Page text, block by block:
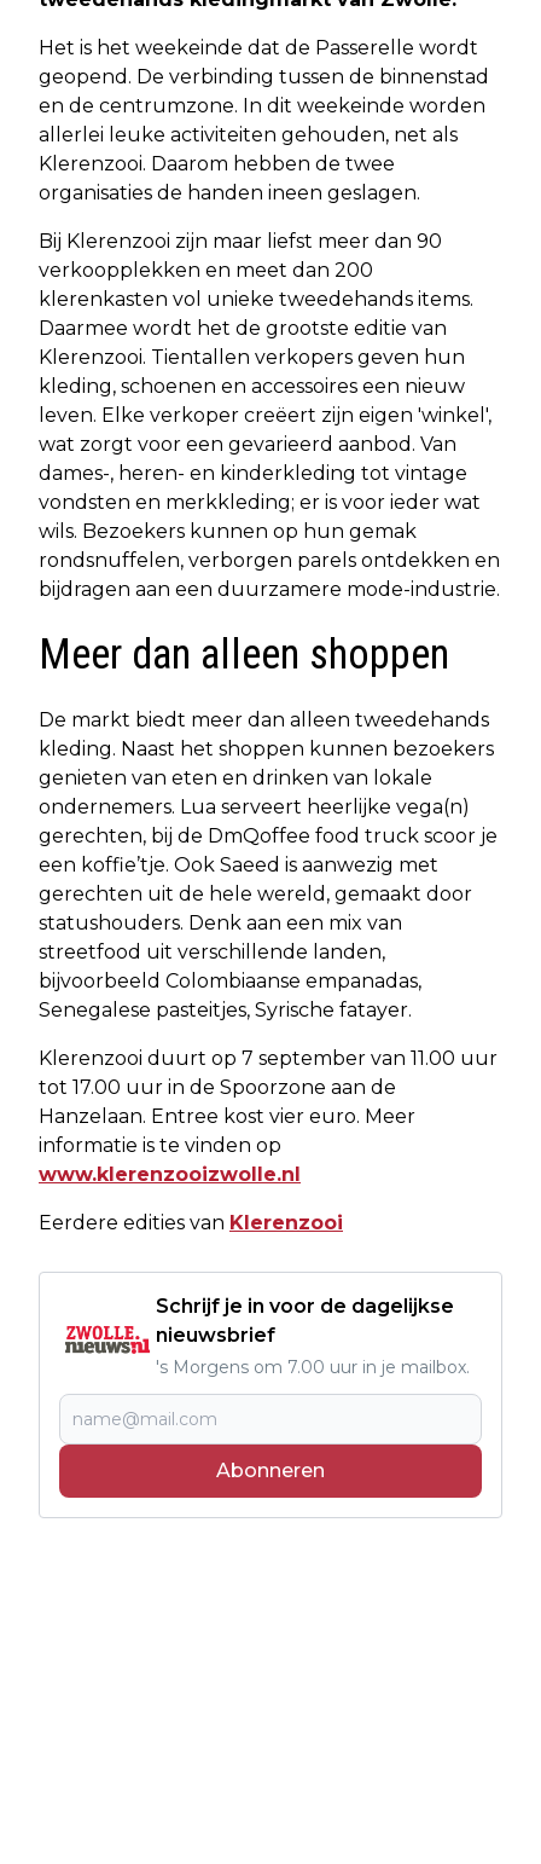
Het is het weekeinde dat de Passerelle wordt
geopend. De verbinding tussen de binnenstad
en de centrumzone. In dit weekeinde worden
allerlei leuke activiteiten gehouden, net als
Klerenzooi. Daarom hebben de twee
organisaties de handen ineen geslagen.
Bij Klerenzooi zijn maar liefst meer dan 90
verkoopplekken en meet dan 200
klerenkasten vol unieke tweedehands items.
Daarmee wordt het de grootste editie van
Klerenzooi. Tientallen verkopers geven hun
kleding, schoenen en accessoires een nieuw
leven. Elke verkoper creëert zijn eigen 'winkel',
wat zorgt voor een gevarieerd aanbod. Van
dames-, heren- en kinderkleding tot vintage
vondsten en merkkleding; er is voor ieder wat
wils. Bezoekers kunnen op hun gemak
rondsnuffelen, verborgen parels ontdekken en
bijdragen aan een duurzamere mode-industrie.
Meer dan alleen shoppen
De markt biedt meer dan alleen tweedehands
kleding. Naast het shoppen kunnen bezoekers
genieten van eten en drinken van lokale
ondernemers. Lua serveert heerlijke vega(n)
gerechten, bij de DmQoffee food truck scoor je
een koffie’tje. Ook Saeed is aanwezig met
gerechten uit de hele wereld, gemaakt door
statushouders. Denk aan een mix van
streetfood uit verschillende landen,
bijvoorbeeld Colombiaanse empanadas,
Senegalese pasteitjes, Syrische fatayer.
Klerenzooi duurt op 7 september van 11.00 uur
tot 17.00 uur in de Spoorzone aan de
Hanzelaan. Entree kost vier euro. Meer
informatie is te vinden op
www.klerenzooizwolle.nl
Eerdere edities van Klerenzooi
Schrijf je in voor de dagelijkse
nieuwsbrief
's Morgens om 7.00 uur in je mailbox.
Abonneren